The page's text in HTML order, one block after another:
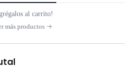
al carrito!
más productos